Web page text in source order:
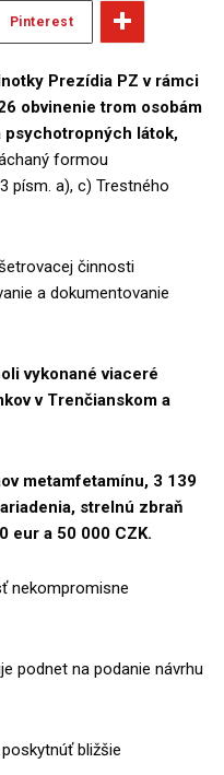
Pinterest
Prezídia PZ v rámci
obvinenie trom osobám
psychotropných látok,
formou
písm. a), c) Trestného
činnosti
a dokumentovanie
oli vykonané viaceré
v Trenčianskom a
metamfetamínu, 3 139
strelnú zbraň
eur a 50 000 CZK.
nekompromisne
podnet na podanie návrhu
bližšie